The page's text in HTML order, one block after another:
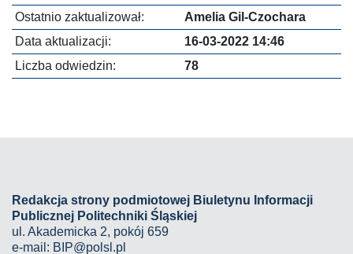
Ostatnio zaktualizował:
Amelia Gil-Czochara
Data aktualizacji:
16-03-2022 14:46
Liczba odwiedzin:
78
Redakcja strony podmiotowej Biuletynu Informacji
Publicznej Politechniki Śląskiej
ul. Akademicka 2, pokój 659
e-mail: BIP@polsl.pl